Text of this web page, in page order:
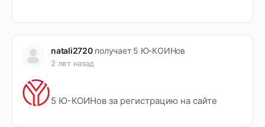
natali2720получает 5 Ю-КОИНов
2 лет назад
5 Ю-КОИНов за регистрацию на сайте